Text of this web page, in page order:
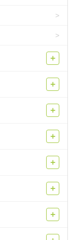
＋
＋
＋
＋
＋
＋
＋